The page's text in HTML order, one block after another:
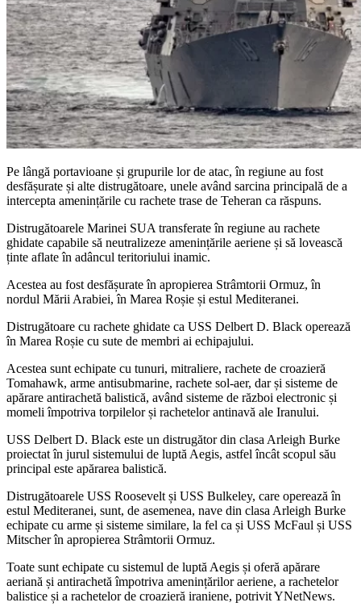
Pe lângă portavioane și grupurile lor de atac, în regiune au fost
desfășurate și alte distrugătoare, unele având sarcina principală de a
intercepta amenințările cu rachete trase de Teheran ca răspuns.
Distrugătoarele Marinei SUA transferate în regiune au rachete
ghidate capabile să neutralizeze amenințările aeriene și să lovească
ținte aflate în adâncul teritoriului inamic.
Acestea au fost desfășurate în apropierea Strâmtorii Ormuz, în
nordul Mării Arabiei, în Marea Roșie și estul Mediteranei.
Distrugătoare cu rachete ghidate ca USS Delbert D. Black operează
în Marea Roșie cu sute de membri ai echipajului.
Acestea sunt echipate cu tunuri, mitraliere, rachete de croazieră
Tomahawk, arme antisubmarine, rachete sol-aer, dar și sisteme de
apărare antirachetă balistică, având sisteme de război electronic și
momeli împotriva torpilelor și rachetelor antinavă ale Iranului.
USS Delbert D. Black este un distrugător din clasa Arleigh Burke
proiectat în jurul sistemului de luptă Aegis, astfel încât scopul său
principal este apărarea balistică.
Distrugătoarele USS Roosevelt și USS Bulkeley, care operează în
estul Mediteranei, sunt, de asemenea, nave din clasa Arleigh Burke
echipate cu arme și sisteme similare, la fel ca și USS McFaul și USS
Mitscher în apropierea Strâmtorii Ormuz.
Toate sunt echipate cu sistemul de luptă Aegis și oferă apărare
aeriană și antirachetă împotriva amenințărilor aeriene, a rachetelor
balistice și a rachetelor de croazieră iraniene, potrivit YNetNews.